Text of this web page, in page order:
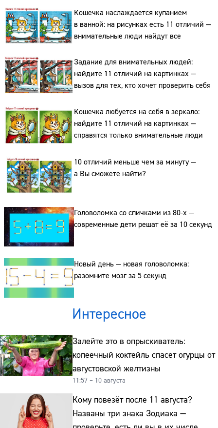
Кошечка наслаждается купанием
в ванной: на рисунках есть 11 отличий —
внимательные люди найдут все
Задание для внимательных людей:
найдите 11 отличий на картинках —
вызов для тех, кто хочет проверить себя
Кошечка любуется на себя в зеркало:
найдите 11 отличий на картинках —
справятся только внимательные люди
10 отличий меньше чем за минуту —
а Вы сможете найти?
Головоломка со спичками из 80-х —
современные дети решат её за 10 секунд
Новый день — новая головоломка:
разомните мозг за 5 секунд
Интересное
Залейте это в опрыскиватель:
копеечный коктейль спасет огурцы от
августовской желтизны
11:57 – 10 августа
Кому повезёт после 11 августа?
Названы три знака Зодиака —
Сайт:
Адрес:
Телефон: